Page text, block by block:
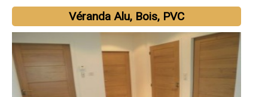
Véranda Alu, Bois, PVC